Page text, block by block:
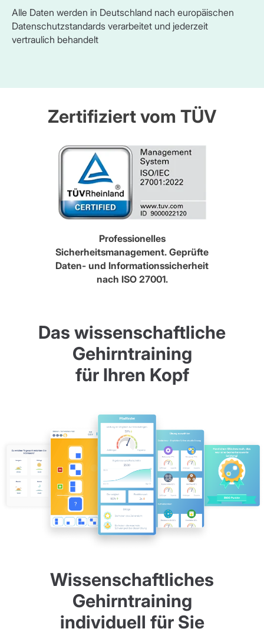
Alle Daten werden in Deutschland nach europäischen
Datenschutzstandards verarbeitet und jederzeit
vertraulich behandelt
Zertifiziert vom TÜV
Professionelles
Sicherheitsmanagement. Geprüfte
Daten- und Informationssicherheit
nach ISO 27001.
Das wissenschaftliche
Gehirntraining
für Ihren Kopf
Wissenschaftliches
Gehirntraining
individuell für Sie